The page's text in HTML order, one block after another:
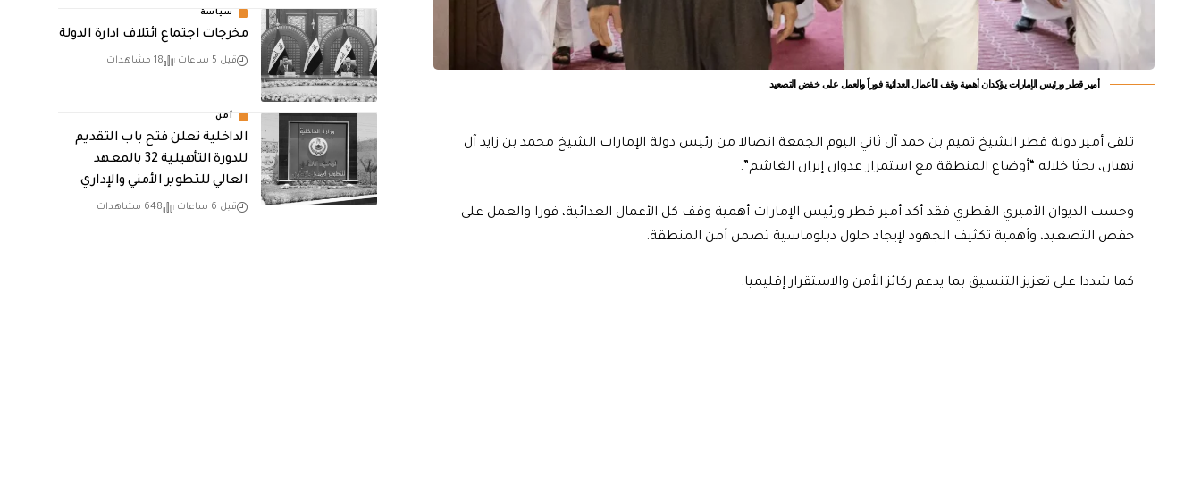
أمير قطر ورئيس الإمارات يؤكدان أهمية وقف الأعمال العدائية فوراً والعمل على خفض التصعيد
تلقى أمير دولة قطر الشيخ تميم بن حمد آل ثاني اليوم الجمعة اتصالا من رئيس دولة الإمارات الشيخ محمد بن زايد آل
نهيان، بحثا خلاله “أوضاع المنطقة مع استمرار عدوان إيران الغاشم”.
وحسب الديوان الأميري القطري فقد أكد أمير قطر ورئيس الإمارات أهمية وقف كل الأعمال العدائية، فورا والعمل على
خفض التصعيد، وأهمية تكثيف الجهود لإيجاد حلول دبلوماسية تضمن أمن المنطقة.
كما شددا على تعزيز التنسيق بما يدعم ركائز الأمن والاستقرار إقليميا.
سياسة
مخرجات اجتماع ائتلاف ادارة الدولة
قبل 5 ساعات 18 مشاهدات
أمن
الداخلية تعلن فتح باب التقديم
للدورة التأهيلية 32 بالمعهد
العالي للتطوير الأمني والإداري
قبل 6 ساعات 648 مشاهدات